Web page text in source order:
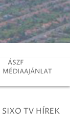
ÁSZF
MÉDIAAJÁNLAT
SIXO TV HÍREK